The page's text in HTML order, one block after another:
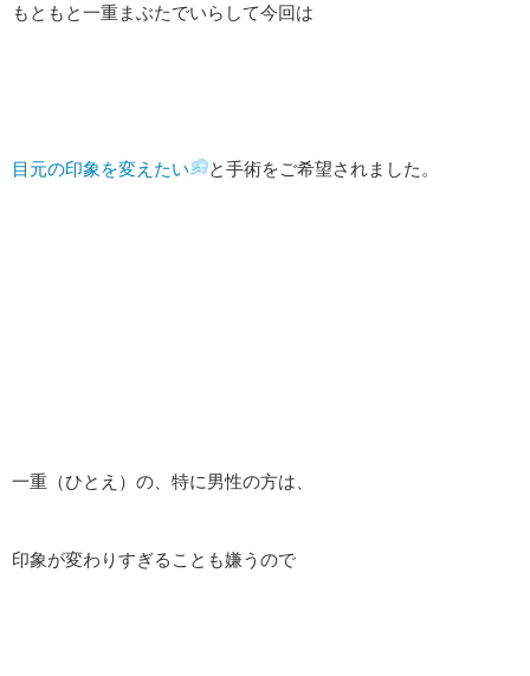
もともと一重まぶたでいらして今回は
目元の印象を変えたい と手術をご希望されました。
一重（ひとえ）の、特に男性の方は、
印象が変わりすぎることも嫌うので